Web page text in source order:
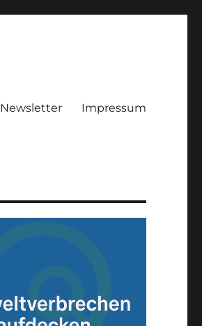
Newsletter Impressum